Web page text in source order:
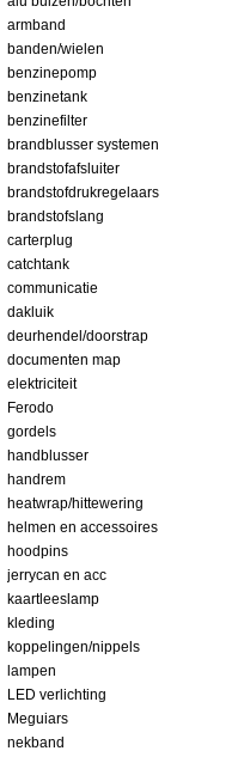
armband
banden/wielen
benzinepomp
benzinetank
benzinefilter
brandblusser systemen
brandstofafsluiter
brandstofdrukregelaars
brandstofslang
carterplug
catchtank
communicatie
dakluik
deurhendel/doorstrap
documenten map
elektriciteit
Ferodo
gordels
handblusser
handrem
heatwrap/hittewering
helmen en accessoires
hoodpins
jerrycan en acc
kaartleeslamp
kleding
koppelingen/nippels
lampen
LED verlichting
Meguiars
nekband